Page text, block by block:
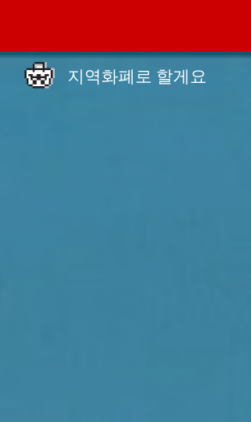
지역화폐로 할게요